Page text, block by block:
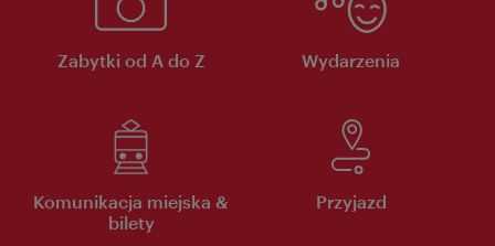
Zabytki od A do Z Wydarzenia
Komunikacja miejska &
bilety
Przyjazd